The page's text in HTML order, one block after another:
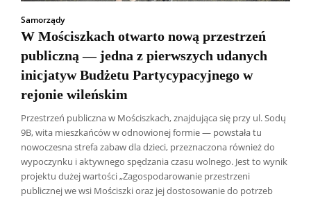
Samorządy
W Mościszkach otwarto nową przestrzeń
publiczną — jedna z pierwszych udanych
inicjatyw Budżetu Partycypacyjnego w
rejonie wileńskim
Przestrzeń publiczna w Mościszkach, znajdująca się przy ul. Sodų
9B, wita mieszkańców w odnowionej formie — powstała tu
nowoczesna strefa zabaw dla dzieci, przeznaczona również do
wypoczynku i aktywnego spędzania czasu wolnego. Jest to wynik
projektu dużej wartości „Zagospodarowanie przestrzeni
publicznej we wsi Mościszki oraz jej dostosowanie do potrzeb